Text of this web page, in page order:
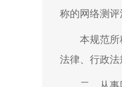
称的网络测评
本规范所
法律、行政法